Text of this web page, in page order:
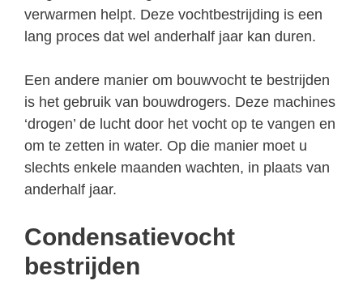
verwarmen helpt. Deze vochtbestrijding is een
lang proces dat wel anderhalf jaar kan duren.
Een andere manier om bouwvocht te bestrijden
is het gebruik van bouwdrogers. Deze machines
‘drogen’ de lucht door het vocht op te vangen en
om te zetten in water. Op die manier moet u
slechts enkele maanden wachten, in plaats van
anderhalf jaar.
Condensatievocht
bestrijden